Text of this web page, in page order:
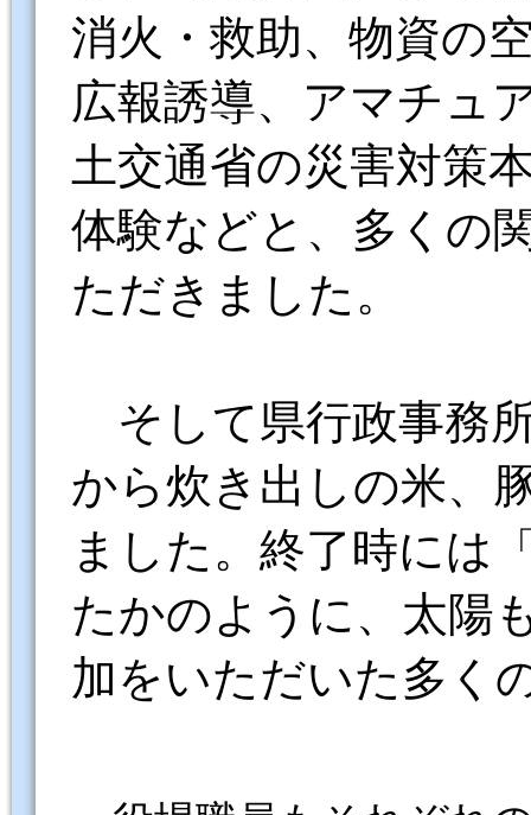
消火・救助、物資の
広報誘導、アマチュ
土交通省の災害対策
体験などと、多くの
ただきました。
そして県行政事務
から炊き出しの米、
ました。終了時には
たかのように、太陽
加をいただいた多く